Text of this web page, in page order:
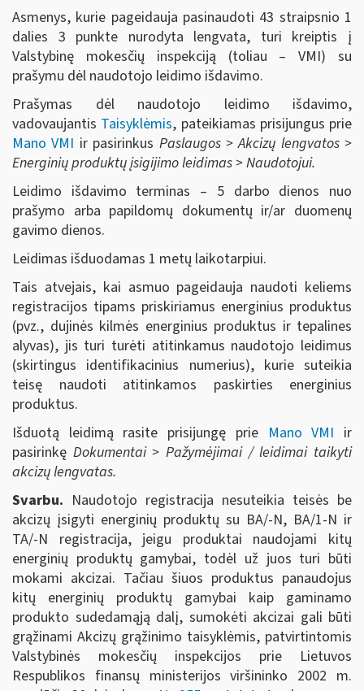
Asmenys, kurie pageidauja pasinaudoti 43 straipsnio 1
dalies 3 punkte nurodyta lengvata, turi kreiptis į
Valstybinę mokesčių inspekciją (toliau – VMI) su
prašymu dėl naudotojo leidimo išdavimo.
Prašymas dėl naudotojo leidimo išdavimo,
vadovaujantis Taisyklėmis, pateikiamas prisijungus prie
Mano VMI ir pasirinkus Paslaugos > Akcizų lengvatos >
Energinių produktų įsigijimo leidimas > Naudotojui.
Leidimo išdavimo terminas – 5 darbo dienos nuo
prašymo arba papildomų dokumentų ir/ar duomenų
gavimo dienos.
Leidimas išduodamas 1 metų laikotarpiui.
Tais atvejais, kai asmuo pageidauja naudoti keliems
registracijos tipams priskiriamus energinius produktus
(pvz., dujinės kilmės energinius produktus ir tepalines
alyvas), jis turi turėti atitinkamus naudotojo leidimus
(skirtingus identifikacinius numerius), kurie suteikia
teisę naudoti atitinkamos paskirties energinius
produktus.
Išduotą leidimą rasite prisijungę prie Mano VMI ir
pasirinkę Dokumentai > Pažymėjimai / leidimai taikyti
akcizų lengvatas.
Svarbu. Naudotojo registracija nesuteikia teisės be
akcizų įsigyti energinių produktų su BA/-N, BA/1-N ir
TA/-N registracija, jeigu produktai naudojami kitų
energinių produktų gamybai, todėl už juos turi būti
mokami akcizai. Tačiau šiuos produktus panaudojus
kitų energinių produktų gamybai kaip gaminamo
produkto sudedamąją dalį, sumokėti akcizai gali būti
grąžinami Akcizų grąžinimo taisyklėmis, patvirtintomis
Valstybinės mokesčių inspekcijos prie Lietuvos
Respublikos finansų ministerijos viršininko 2002 m.